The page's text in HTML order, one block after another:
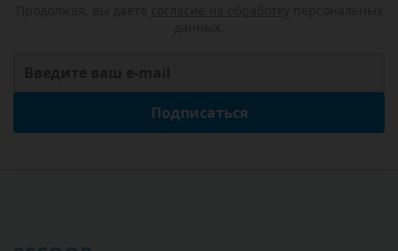
Подписаться